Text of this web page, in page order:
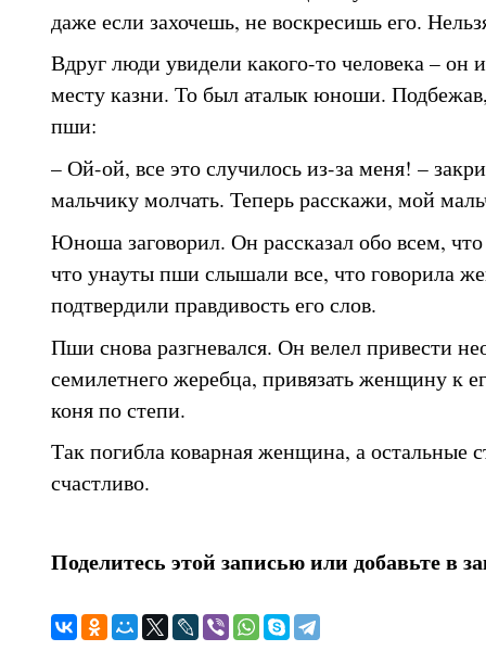
даже если захочешь, не воскресишь его.
Вдруг люди увидели какого-то человека – он
месту казни. То был аталык юноши.
пши:
– Ой-ой, все это случилось из-за меня! –
мальчику молчать. Теперь расскажи, мой
Юноша заговорил. Он рассказал обо всем,
что унауты пши слышали все, что говорила
подтвердили правдивость его слов.
Пши снова разгневался. Он велел привести
семилетнего жеребца, привязать женщину к
коня по степи.
Так погибла коварная женщина, а остальные
счастливо.
Поделитесь этой записью или добавьте в